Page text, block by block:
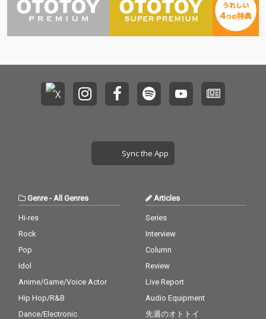
Sync the App
Genre- All Genres
Hi-res
Rock
Pop
Idol
Anime/Game/Voice Actor
Hip Hop/R&B
Dance/Electronic
Articles
Series
Interview
Column
Review
Live Report
Audio Equipment
先週のオトトイ